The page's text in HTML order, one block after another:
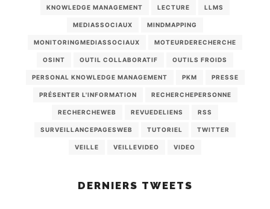
KNOWLEDGE MANAGEMENT LECTURE LLMS
MEDIASSOCIAUX MINDMAPPING
MONITORINGMEDIASSOCIAUX MOTEURDERECHERCHE
OSINT OUTIL COLLABORATIF OUTILS FROIDS
PERSONAL KNOWLEDGE MANAGEMENT PKM PRESSE
PRÉSENTER L'INFORMATION RECHERCHEPERSONNE
RECHERCHEWEB REVUEDELIENS RSS
SURVEILLANCEPAGESWEB TUTORIEL TWITTER
VEILLE VEILLEVIDEO VIDEO
DERNIERS TWEETS